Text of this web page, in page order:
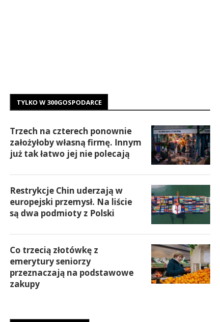
TYLKO W 300GOSPODARCE
Trzech na czterech ponownie
założyłoby własną firmę. Innym
już tak łatwo jej nie polecają
Restrykcje Chin uderzają w
europejski przemysł. Na liście
są dwa podmioty z Polski
Co trzecią złotówkę z
emerytury seniorzy
przeznaczają na podstawowe
zakupy